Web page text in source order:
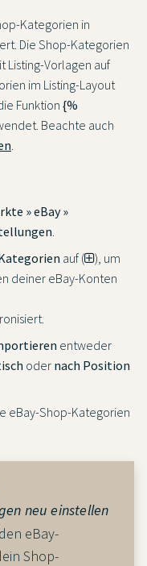
Kategorien in
Die Shop-Kategorien
Listing-Vorlagen auf
im Listing-Layout
Funktion {%
Beachte auch
.
» eBay »
.
auf (
), um
deiner eBay-Konten
entweder
oder nach Position
eBay-Shop-Kategorien
neu einstellen
eBay-
Shop-